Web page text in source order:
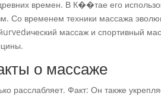
времен. В К��тае его
Со временем техники массажа
массаж и спортивный
о массаже
расслабляет. Факт: Он также